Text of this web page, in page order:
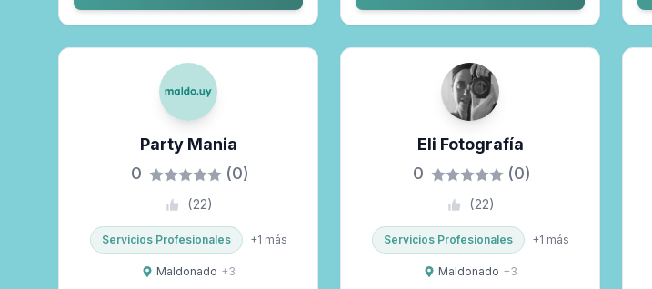
Party Mania
0
(0)
(22)
Servicios Profesionales +1 más
Maldonado +3
Eli Fotografía
0
(0)
(22)
Servicios Profesionales +1 más
Maldonado +3